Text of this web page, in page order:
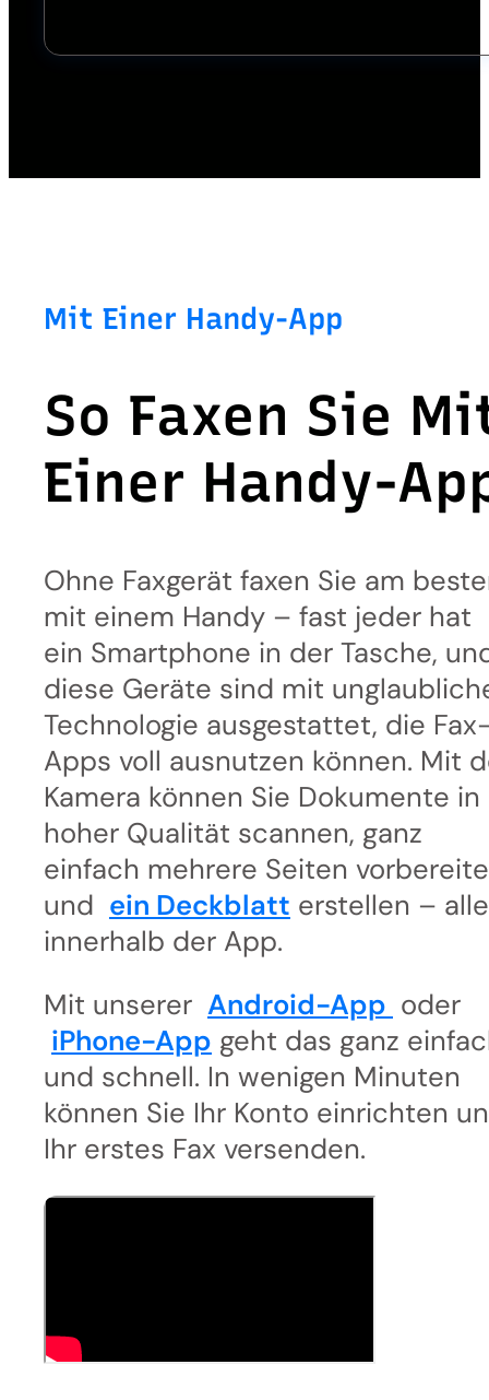
Mit Einer Handy-App
So Faxen Sie
Einer Handy-
Ohne Faxgerät faxen Sie am
mit einem Handy – fast jeder hat
ein Smartphone in der Tasche,
diese Geräte sind mit
Technologie ausgestattet, die
Apps voll ausnutzen können. Mit
Kamera können Sie Dokumente in
hoher Qualität scannen, ganz
einfach mehrere Seiten
und ein Deckblatt erstellen –
innerhalb der App.
Mit unserer Android-App oder
iPhone-App geht das ganz
und schnell. In wenigen Minuten
können Sie Ihr Konto einrichten
Ihr erstes Fax versenden.